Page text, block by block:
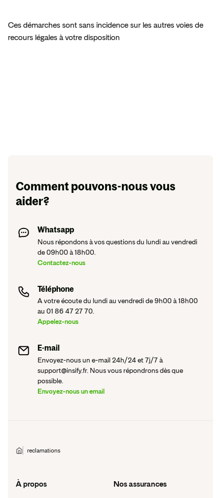
Ces démarches sont sans incidence sur les autres voies de
recours légales à votre disposition
Comment pouvons-nous vous
aider?
Whatsapp
Nous répondons à vos questions du lundi au vendredi
de 09h00 à 18h00.
Contactez-nous
Téléphone
A votre écoute du lundi au vendredi de 9h00 à 18h00
au 01 86 47 27 70.
Appelez-nous
E-mail
Envoyez-nous un e-mail 24h/24 et 7j/7 à
support@insify.fr. Nous vous répondrons dès que
possible.
Envoyez-nous un email
reclamations
À propos Nos assurances